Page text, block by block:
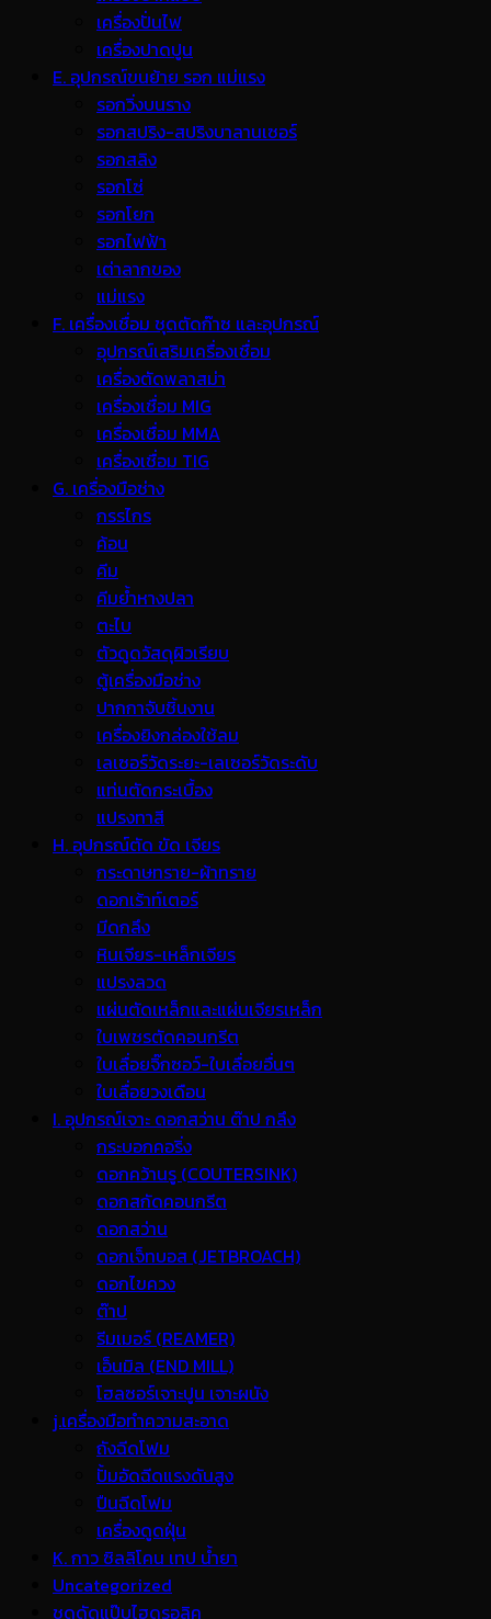
เครื่องปั่นไฟ
เครื่องปาดปูน
E. อุปกรณ์ขนย้าย รอก แม่แรง
รอกวิ่งบนราง
รอกสปริง-สปริงบาลานเซอร์
รอกสลิง
รอกโซ่
รอกโยก
รอกไฟฟ้า
เต่าลากของ
แม่แรง
F. เครื่องเชื่อม ชุดตัดก๊าซ และอุปกรณ์
อุปกรณ์เสริมเครื่องเชื่อม
เครื่องตัดพลาสม่า
เครื่องเชื่อม MIG
เครื่องเชื่อม MMA
เครื่องเชื่อม TIG
G. เครื่องมือช่าง
กรรไกร
ค้อน
คีม
คีมย้ำหางปลา
ตะไบ
ตัวดูดวัสดุผิวเรียบ
ตู้เครื่องมือช่าง
ปากกาจับชิ้นงาน
เครื่องยิงกล่องใช้ลม
เลเซอร์วัดระยะ-เลเซอร์วัดระดับ
แท่นตัดกระเบื้อง
แปรงทาสี
H. อุปกรณ์ตัด ขัด เจียร
กระดาษทราย-ผ้าทราย
ดอกเร้าท์เตอร์
มีดกลึง
หินเจียร-เหล็กเจียร
แปรงลวด
แผ่นตัดเหล็กและแผ่นเจียรเหล็ก
ใบเพชรตัดคอนกรีต
ใบเลื่อยจิ๊กซอว์-ใบเลื่อยอื่นๆ
ใบเลื่อยวงเดือน
I. อุปกรณ์เจาะ ดอกสว่าน ต๊าป กลึง
กระบอกคอริ่ง
ดอกคว้านรู (COUTERSINK)
ดอกสกัดคอนกรีต
ดอกสว่าน
ดอกเจ็ทบอส (JETBROACH)
ดอกไขควง
ต๊าป
รีมเมอร์ (REAMER)
เอ็นมิล (END MILL)
โฮลซอร์เจาะปูน เจาะผนัง
j.เครื่องมือทำความสะอาด
ถังฉีดโฟม
ปั้มอัดฉีดแรงดันสูง
ปืนฉีดโฟม
เครื่องดูดฝุ่น
K. กาว ซิลลิโคน เทป น้ำยา
Uncategorized
ชุดดัดแป๊บไฮดรอลิค